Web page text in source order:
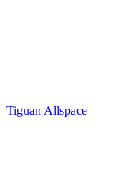
Tiguan Allspace